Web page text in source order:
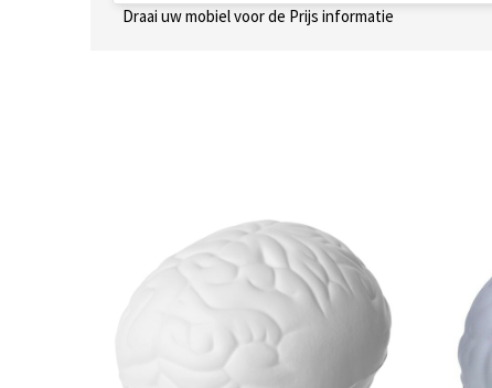
Draai uw mobiel voor de Prijs informatie